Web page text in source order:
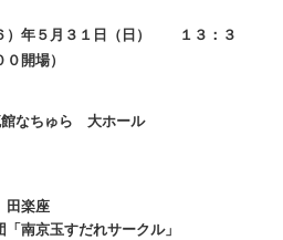
）年５月３１日（日） １３：３
開場）
館なちゅら 大ホール
田楽座
南京玉すだれサークル」